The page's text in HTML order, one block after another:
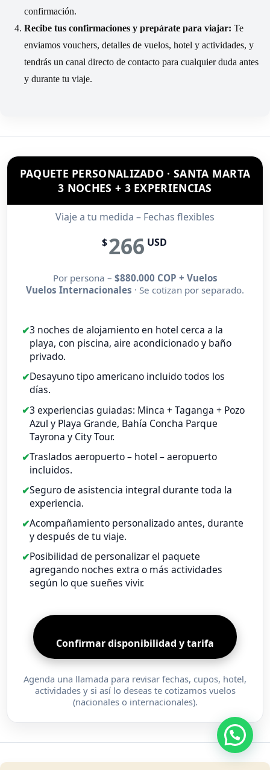
confirmación.
Recibe tus confirmaciones y prepárate para viajar: Te
enviamos vouchers, detalles de vuelos, hotel y actividades, y
tendrás un canal directo de contacto para cualquier duda antes
y durante tu viaje.
PAQUETE PERSONALIZADO · SANTA MARTA
3 NOCHES + 3 EXPERIENCIAS
Viaje a tu medida – Fechas flexibles
$266 USD
Por persona – $880.000 COP + Vuelos
Vuelos Internacionales · Se cotizan por separado.
3 noches de alojamiento en hotel cerca a la
playa, con piscina, aire acondicionado y baño
privado.
Desayuno tipo americano incluido todos los
días.
3 experiencias guiadas: Minca + Taganga + Pozo
Azul y Playa Grande, Bahía Concha Parque
Tayrona y City Tour.
Traslados aeropuerto – hotel – aeropuerto
incluidos.
Seguro de asistencia integral durante toda la
experiencia.
Acompañamiento personalizado antes, durante
y después de tu viaje.
Posibilidad de personalizar el paquete
agregando noches extra o más actividades
según lo que sueñes vivir.
Confirmar disponibilidad y tarifa
Agenda una llamada para revisar fechas, cupos, hotel,
actividades y si así lo deseas te cotizamos vuelos
(nacionales o internacionales).